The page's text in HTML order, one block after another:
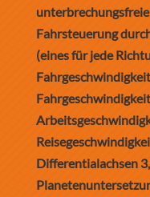
Fahrsteuerung
(eines für jede
Differentialachsen